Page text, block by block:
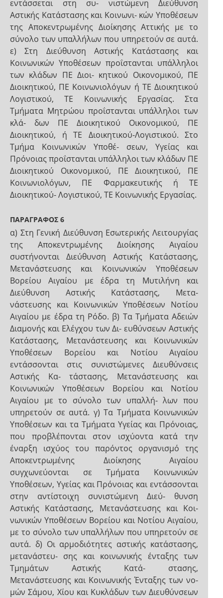
εντάσσεται στη συ- νιστώμενη Διεύθυνση
Αστικής Κατάστασης και Κοινωνι- κών Υποθέσεων
της Αποκεντρωμένης Διοίκησης Αττικής με το
σύνολο των υπαλλήλων που υπηρετούν σε αυτά.
ε) Στη Διεύθυνση Αστικής Κατάστασης και
Κοινωνικών Υποθέσεων προΐστανται υπάλληλοι
των κλάδων ΠΕ Διοι- κητικού Οικονομικού, ΠΕ
Διοικητικού, ΠΕ Κοινωνιολόγων ή ΤΕ Διοικητικού
Λογιστικού, ΤΕ Κοινωνικής Εργασίας. Στα
Τμήματα Μητρώου προΐστανται υπάλληλοι των
κλά- δων ΠΕ Διοικητικού Οικονομικού, ΠΕ
Διοικητικού, ή ΤΕ Διοικητικού-Λογιστικού. Στο
Τμήμα Κοινωνικών Υποθέ- σεων, Υγείας και
Πρόνοιας προΐστανται υπάλληλοι των κλάδων ΠΕ
Διοικητικού Οικονομικού, ΠΕ Διοικητικού, ΠΕ
Κοινωνιολόγων, ΠΕ Φαρμακευτικής ή ΤΕ
Διοικητικού- Λογιστικού, ΤΕ Κοινωνικής Εργασίας.
ΠΑΡΑΓΡΑΦΟΣ 6
α) Στη Γενική Διεύθυνση Εσωτερικής Λειτουργίας
της Αποκεντρωμένης Διοίκησης Αιγαίου
συστήνονται Διεύθυνση Αστικής Κατάστασης,
Μετανάστευσης και Κοινωνικών Υποθέσεων
Βορείου Αιγαίου με έδρα τη Μυτιλήνη και
Διεύθυνση Αστικής Κατάστασης, Μετα-
νάστευσης και Κοινωνικών Υποθέσεων Νοτίου
Αιγαίου με έδρα τη Ρόδο. β) Τα Τμήματα Αδειών
Διαμονής και Ελέγχου των Δι- ευθύνσεων Αστικής
Κατάστασης, Μετανάστευσης και Κοινωνικών
Υποθέσεων Βορείου και Νοτίου Αιγαίου
εντάσσονται στις συνιστώμενες Διευθύνσεις
Αστικής Κα- τάστασης, Μετανάστευσης και
Κοινωνικών Υποθέσεων Βορείου και Νοτίου
Αιγαίου με το σύνολο των υπαλλή- λων που
υπηρετούν σε αυτά. γ) Τα Τμήματα Κοινωνικών
Υποθέσεων και τα Τμήματα Υγείας και Πρόνοιας,
που προβλέπονται στον ισχύοντα κατά την
έναρξη ισχύος του παρόντος οργανισμό της
Αποκεντρωμένης Διοίκησης Αιγαίου
συγχωνεύονται σε Τμήματα Κοινωνικών
Υποθέσεων, Υγείας και Πρόνοιας και εντάσσονται
στην αντίστοιχη συνιστώμενη Διεύ- θυνση
Αστικής Κατάστασης, Μετανάστευσης και Κοι-
νωνικών Υποθέσεων Βορείου και Νοτίου Αιγαίου,
με το σύνολο των υπαλλήλων που υπηρετούν σε
αυτά. δ) Οι αρμοδιότητες αστικής κατάστασης,
μετανάστευ- σης και κοινωνικής ένταξης των
Τμημάτων Αστικής Κατά- στασης,
Μετανάστευσης και Κοινωνικής Ένταξης των νο-
μών Σάμου, Χίου και Κυκλάδων των Διευθύνσεων